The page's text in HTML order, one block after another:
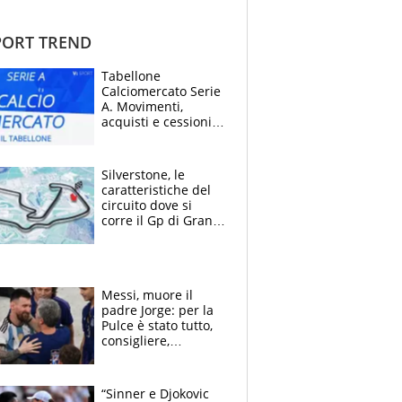
TREND
Tabellone
Calciomercato Serie
A. Movimenti,
acquisti e cessioni:
Silverstone, le
caratteristiche del
circuito dove si
corre il Gp di Gran
Messi, muore il
padre Jorge: per la
Pulce è stato tutto,
consigliere,
“Sinner e Djokovic